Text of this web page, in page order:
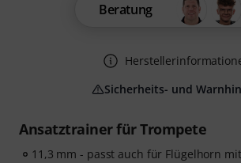
Ansatztrainer für Trompete
11,3 mm - passt auch für Flügelhorn
Beratung
Sicherheits- und